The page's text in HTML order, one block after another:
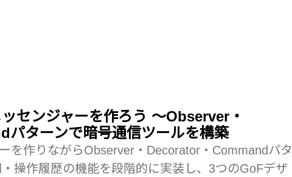
センジャーを作ろう 〜Observer・
ターンで暗号通信ツールを構築
を作りながらObserver・Decorator・Commandパタ
操作履歴の機能を段階的に実装し、3つのGoFデザ